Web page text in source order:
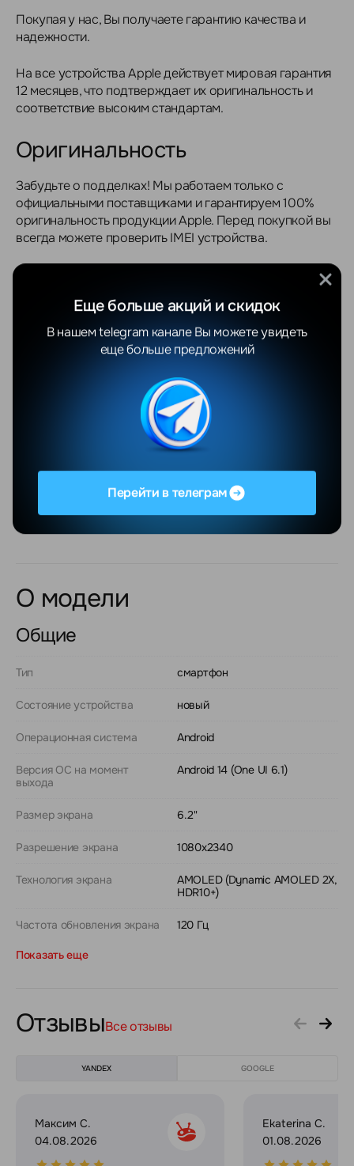
Покупая у нас, Вы получаете гарантию качества и
надежности.
На все устройства Apple действует мировая гарантия
12 месяцев, что подтверждает их оригинальность и
соответствие высоким стандартам.
Оригинальность
Забудьте о подделках! Мы работаем только с
официальными поставщиками и гарантируем 100%
оригинальность продукции Apple. Перед покупкой вы
всегда можете проверить IMEI устройства.
Мы осуществляем доставку по всей Беларуси: Минск,
Брест, Гродно, Витебск, Гомель, Могилёв и области.
бесплатно при покупке товара от 700 BYN, а
стоимость доставки по другим городам Беларуси
Оплата
Для юридических лиц предусмотрена оплата по
безналичному расчету с НДС.
О модели
Общие
Тип смартфон
Состояние устройства новый
Операционная система Android
Версия ОС на момент
выхода
Android 14 (One UI 6.1)
Размер экрана 6.2"
Разрешение экрана 1080x2340
Технология экрана
AMOLED (Dynamic AMOLED 2X,
HDR10+)
Частота обновления экрана 120 Гц
Показать еще
ОтзывыВсе отзывы
YANDEX GOOGLE
Максим С.
04.08.2026
Ekaterina C.
01.08.2026
Перейти в телеграм
Еще больше акций и скидок
В нашем telegram канале Вы можете увидеть
еще больше предложений